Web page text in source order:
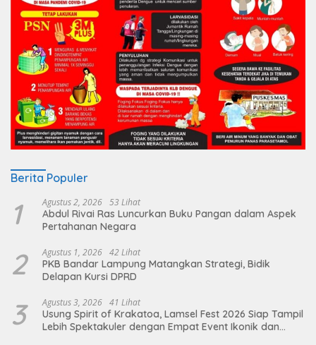
Berita Populer
1 Agustus 2, 2026 53 Lihat
Abdul Rivai Ras Luncurkan Buku Pangan dalam Aspek
Pertahanan Negara
2 Agustus 1, 2026 42 Lihat
PKB Bandar Lampung Matangkan Strategi, Bidik
Delapan Kursi DPRD
3 Agustus 3, 2026 41 Lihat
Usung Spirit of Krakatoa, Lamsel Fest 2026 Siap Tampil
Lebih Spektakuler dengan Empat Event Ikonik dan